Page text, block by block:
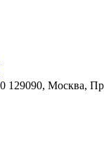
129090, Москва,